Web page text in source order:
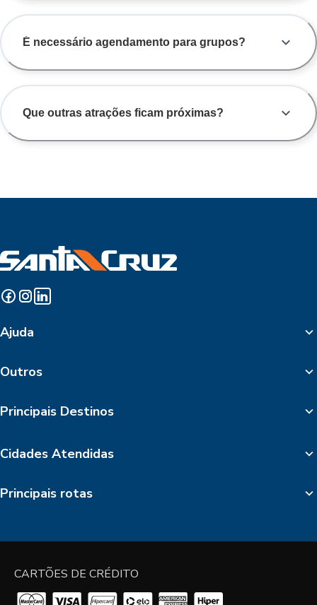
É necessário agendamento para grupos?
Que outras atrações ficam próximas?
Ajuda
Outros
Principais Destinos
Cidades Atendidas
Principais rotas
CARTÕES DE CRÉDITO